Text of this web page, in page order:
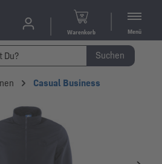
Warenkorb Menü
Suchen
Casual Business